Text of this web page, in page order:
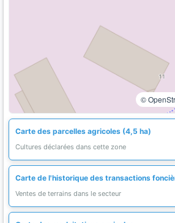
©
Carte des parcelles agricoles (4,5 ha)
Cultures déclarées dans cette zone
Carte de l'historique des transactions
Ventes de terrains dans le secteur